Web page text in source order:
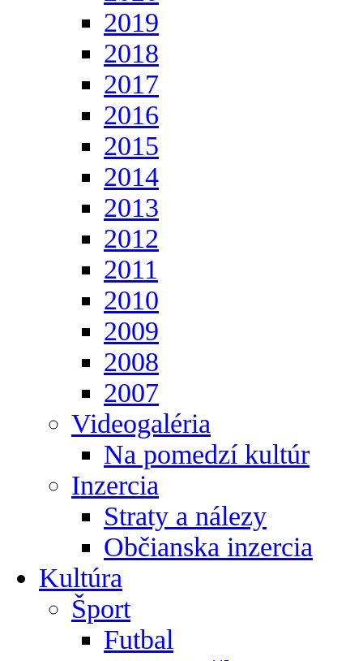
2019
2018
2017
2016
2015
2014
2013
2012
2011
2010
2009
2008
2007
Videogaléria
Na pomedzí kultúr
Inzercia
Straty a nálezy
Občianska inzercia
Kultúra
Šport
Futbal